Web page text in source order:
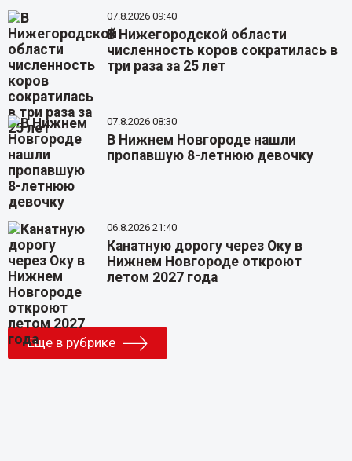
07.8.2026 09:40
В Нижегородской области
численность коров сократилась в
три раза за 25 лет
07.8.2026 08:30
В Нижнем Новгороде нашли
пропавшую 8-летнюю девочку
06.8.2026 21:40
Канатную дорогу через Оку в
Нижнем Новгороде откроют
летом 2027 года
Еще в рубрике